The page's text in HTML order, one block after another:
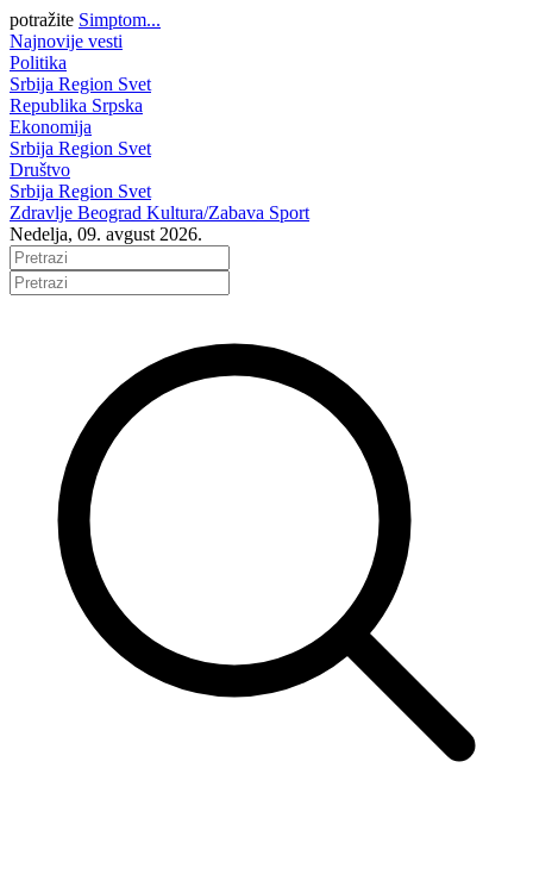
potražite Simptom...
Najnovije vesti
Politika
Srbija Region Svet
Republika Srpska
Ekonomija
Srbija Region Svet
Društvo
Srbija Region Svet
Zdravlje Beograd Kultura/Zabava Sport
Nedelja, 09. avgust 2026.